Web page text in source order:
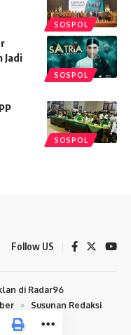
SOSPOL
SOSPOL
Jadi
SOSPOL
Follow US
Reserved.
di Radar96
Susunan Redaksi